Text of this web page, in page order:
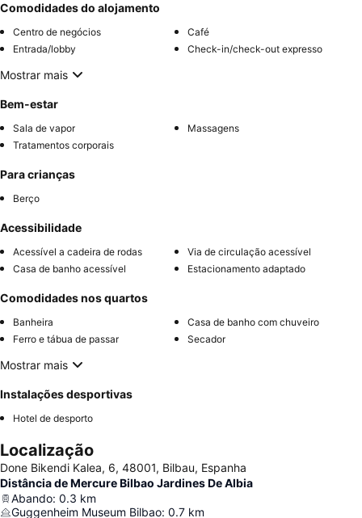
Comodidades do alojamento
Centro de negócios
Café
Entrada/lobby
Check-in/check-out expresso
Mostrar mais
Bem-estar
Sala de vapor
Massagens
Tratamentos corporais
Para crianças
Berço
Acessibilidade
Acessível a cadeira de rodas
Via de circulação acessível
Casa de banho acessível
Estacionamento adaptado
Comodidades nos quartos
Banheira
Casa de banho com chuveiro
Ferro e tábua de passar
Secador
Mostrar mais
Instalações desportivas
Hotel de desporto
Localização
Done Bikendi Kalea, 6, 48001, Bilbau, Espanha
Distância de Mercure Bilbao Jardines De Albia
Abando: 0.3 km
Guggenheim Museum Bilbao: 0.7 km